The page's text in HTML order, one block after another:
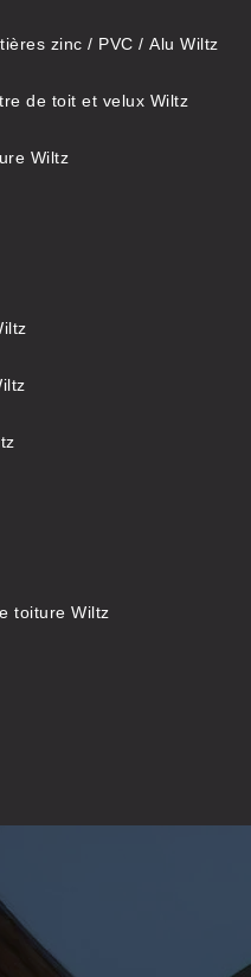
zinc / PVC / Alu Wiltz
de toit et velux Wiltz
Wiltz
toiture Wiltz